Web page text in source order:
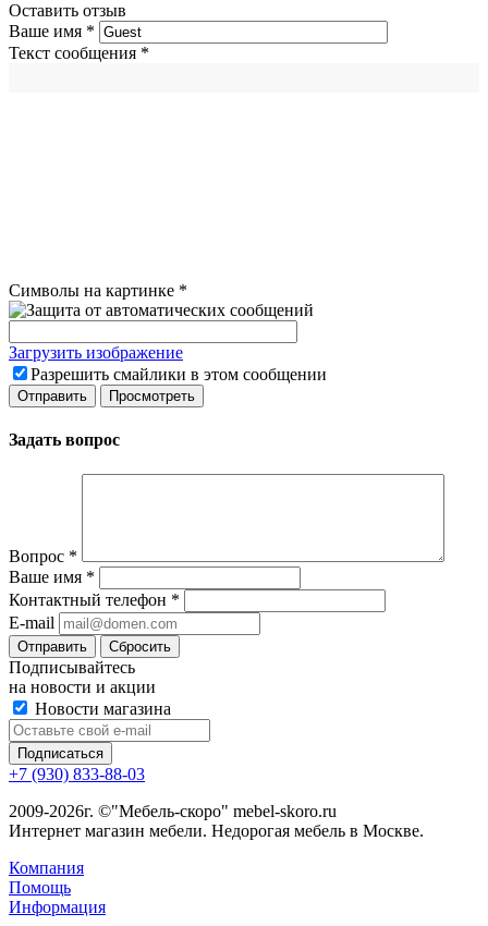
Оставить отзыв
Ваше имя *
Текст сообщения *
Символы на картинке *
Загрузить изображение
Разрешить смайлики в этом сообщении
Задать вопрос
Вопрос *
Ваше имя *
Контактный телефон *
E-mail
Сбросить
Подписывайтесь
на новости и акции
Новости магазина
+7 (930) 833-88-03
2009-2026г. ©"Мебель-скоро" mebel-skoro.ru
Интернет магазин мебели. Недорогая мебель в Москве.
Компания
Помощь
Информация